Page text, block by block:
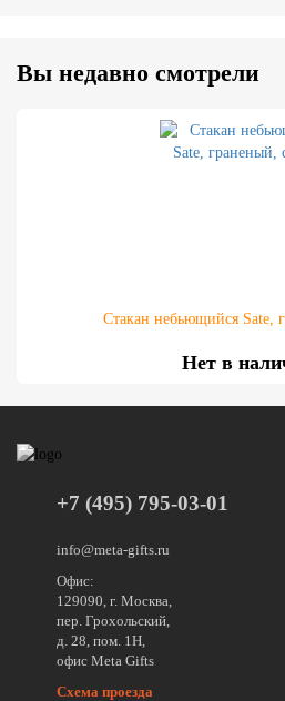
Вы недавно смотрели
Стакан небьющийся Sate,
Нет в
+7 (495) 795-03-01
info@meta-gifts.ru
Офис:
129090, г. Москва,
пер. Грохольский,
д. 28, пом. 1Н,
офис Meta Gifts
Схема проезда